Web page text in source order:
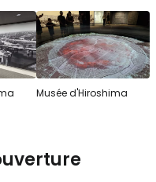
Musée d'Hiroshima